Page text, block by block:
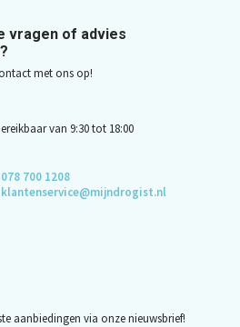
vragen of advies
met ons op!
van 9:30 tot 18:00
078 700 1208
klantenservice@mijndrogist.nl
aanbiedingen via onze nieuwsbrief!